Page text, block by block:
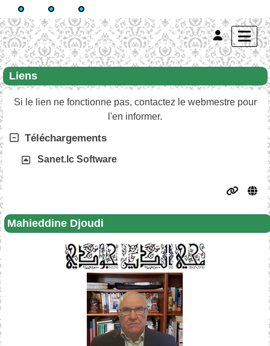
Mahieddine Djoudi
Liens
Si le lien ne fonctionne pas, contactez le webmestre pour
l'en informer.
Téléchargements
Sanet.lc Software